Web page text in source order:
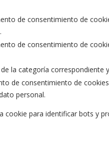
de consentimiento de
de consentimiento de
la categoría correspondiente
de consentimiento de
personal.
cookie para identificar bots y